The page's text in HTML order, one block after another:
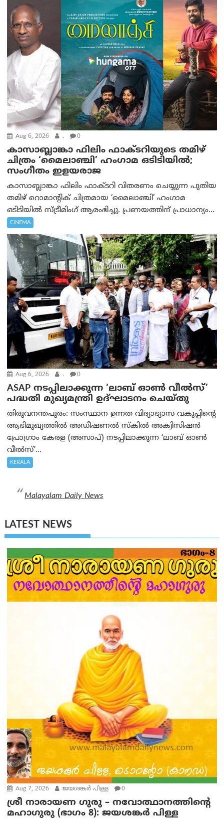
Aug 6, 2026 . 0
കാസാബ്ലാങ്കാ ഫിലിം ഫാക്ടറിയുടെ തമിഴ്
ചിത്രം ‘മൈലാഞ്ചി’ ഹംഗാമ ഒടിടിയിൽ;
സംഗീതം ഇളയരാജ
കാസാബ്ലാങ്കാ ഫിലിം ഫാക്ടറി വിതരണം ചെയ്യുന്ന പുതിയ
തമിഴ് റൊമാന്റിക് ചിത്രമായ ‘മൈലാഞ്ചി’ ഹംഗാമ
ഒടിടിയിൽ സ്ട്രീമിംഗ് ആരംഭിച്ചു. പ്രണയത്തിന് പ്രാധാന്യം...
CINEMA
Aug 6, 2026 . 0
ASAP നടപ്പിലാക്കുന്ന ‘ലാബ് ഓൺ വീൽസ്’
പദ്ധതി മുഖ്യമന്ത്രി ഉദ്ഘാടനം ചെയ്തു
തിരുവനന്തപുരം: സംസ്ഥാന ഉന്നത വിദ്യാഭ്യാസ വകുപ്പിന്റെ
ആഭിമുഖ്യത്തിൽ അഡീഷണൽ സ്കിൽ അക്വിസിഷൻ
പ്രോഗ്രാം കേരള (അസാപ്) നടപ്പിലാക്കുന്ന ‘ലാബ് ഓൺ
വീൽസ്’...
KERALA
Malayalam Daily News
LATEST NEWS
Aug 7, 2026 ജയശങ്കര്‍ പിള്ള 0
ശ്രീ നാരായണ ഗുരു – നവോത്ഥാനത്തിന്റെ
മഹാഗുരു (ഭാഗം 8): ജയശങ്കര്‍ പിള്ള